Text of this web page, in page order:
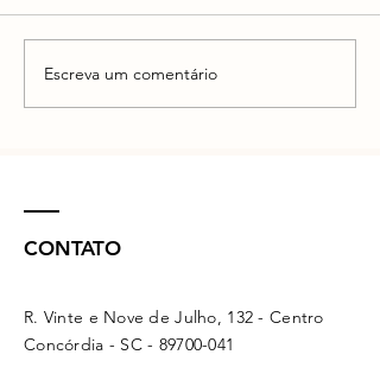
Escreva um comentário
CONTATO
R. Vinte e Nove de Julho, 132 - Centro
Concórdia - SC - 89700-041